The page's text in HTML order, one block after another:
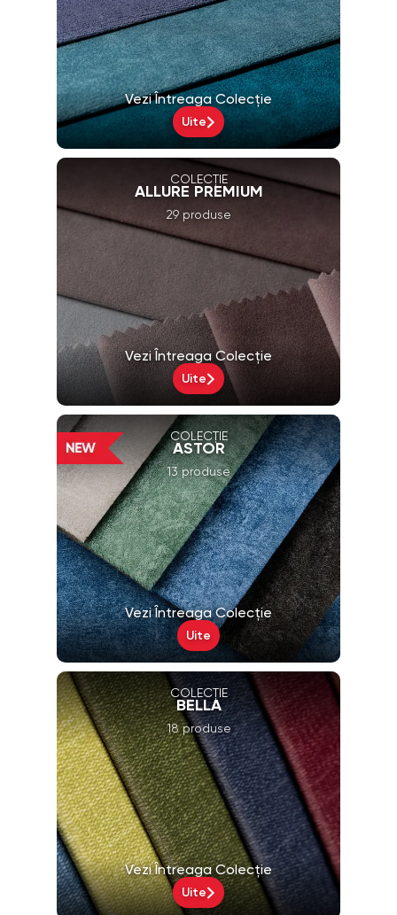
Vezi Întreaga Colecție
Uite
COLECȚIE
ALLURE PREMIUM
29 produse
Vezi Întreaga Colecție
Uite
COLECȚIE
ASTOR
13 produse
Vezi Întreaga Colecție
Uite
COLECȚIE
BELLA
18 produse
Vezi Întreaga Colecție
Uite